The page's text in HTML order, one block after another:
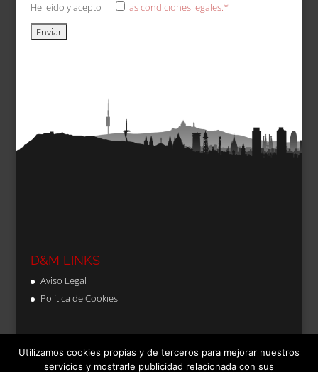
He leído y acepto las condiciones legales.*
D&M LINKS
Aviso Legal
Política de Cookies
Utilizamos cookies propias y de terceros para mejorar nuestros
servicios y mostrarle publicidad relacionada con sus